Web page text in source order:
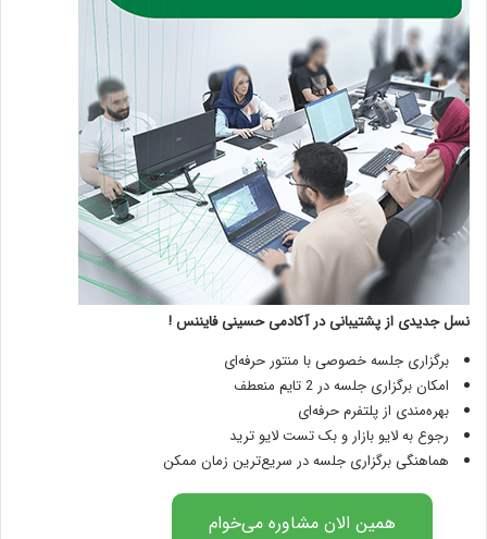
نسل جدیدی از پشتیبانی در آکادمی حسینی فایننس !
برگزاری جلسه خصوصی با منتور حرفه‌ای
امکان برگزاری جلسه در 2 تایم منعطف
بهره‌مندی از پلتفرم حرفه‌ای
رجوع به لایو بازار و بک تست لایو ترید
هماهنگی برگزاری جلسه در سریع‌ترین زمان ممکن
همین الان مشاوره می‌خوام